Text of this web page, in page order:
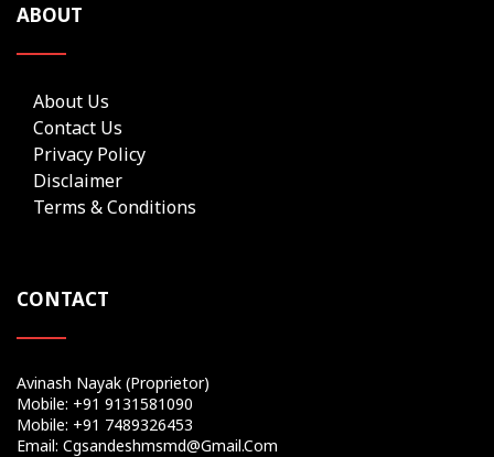
ABOUT
About Us
Contact Us
Privacy Policy
Disclaimer
Terms & Conditions
CONTACT
Avinash Nayak (Proprietor)
Mobile: +91 9131581090
Mobile: +91 7489326453
Email: Cgsandeshmsmd@gmail.com